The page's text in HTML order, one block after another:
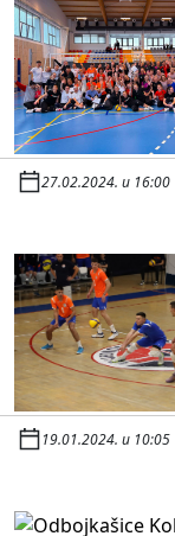
27.02.2024. u 16:00
19.01.2024. u 10:05